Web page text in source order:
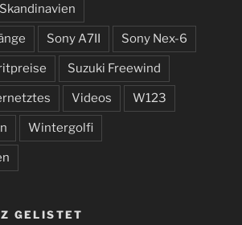
Skandinavien
Sony A7II Sony Nex-6
Suzuki Freewind
Videos W123
Wintergolfi
GELISTET